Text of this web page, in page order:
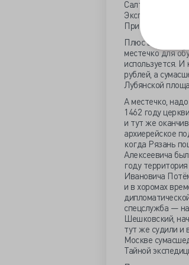
Салтыкова
Экспедицею
Приказа
Плюс
местечко для
используется.
рублей, а
Лубянской
А местечко,
1462 году
и тут же
архиерейское
когда Рязань
Алексеевича
году
Ивановича
и в хоромах
спецслужба —
Шешковский,
тут же судили и
Москве
Тайной